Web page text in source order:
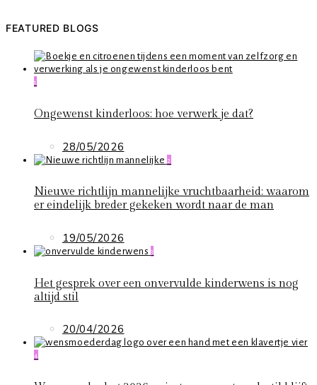
FEATURED BLOGS
1
Ongewenst kinderloos: hoe verwerk je dat?
28/05/2026
2
Nieuwe richtlijn mannelijke vruchtbaarheid: waarom
er eindelijk breder gekeken wordt naar de man
19/05/2026
3
Het gesprek over een onvervulde kinderwens is nog
altijd stil
20/04/2026
4